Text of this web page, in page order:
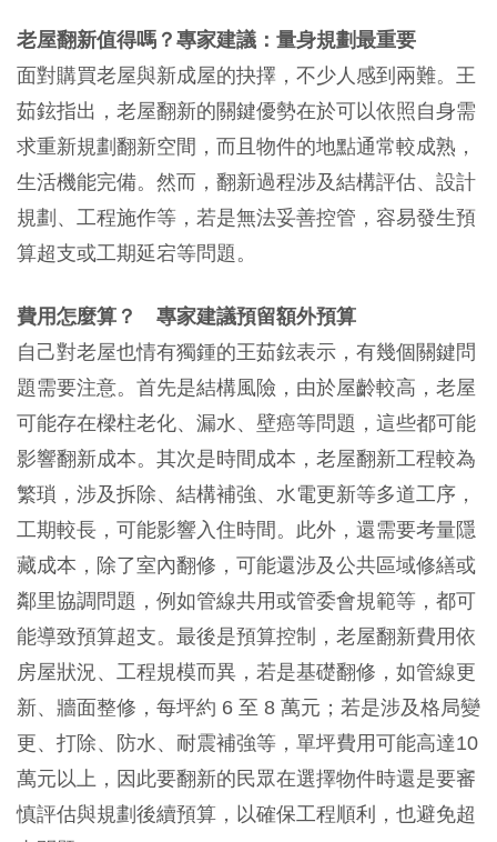
老屋翻新值得嗎？專家建議：量身規劃最重要
面對購買老屋與新成屋的抉擇，不少人感到兩難。王
茹鉉指出，老屋翻新的關鍵優勢在於可以依照自身需
求重新規劃翻新空間，而且物件的地點通常較成熟，
生活機能完備。然而，翻新過程涉及結構評估、設計
規劃、工程施作等，若是無法妥善控管，容易發生預
算超支或工期延宕等問題。
費用怎麼算？ 專家建議預留額外預算
自己對老屋也情有獨鍾的王茹鉉表示，有幾個關鍵問
題需要注意。首先是結構風險，由於屋齡較高，老屋
可能存在樑柱老化、漏水、壁癌等問題，這些都可能
影響翻新成本。其次是時間成本，老屋翻新工程較為
繁瑣，涉及拆除、結構補強、水電更新等多道工序，
工期較長，可能影響入住時間。此外，還需要考量隱
藏成本，除了室內翻修，可能還涉及公共區域修繕或
鄰里協調問題，例如管線共用或管委會規範等，都可
能導致預算超支。最後是預算控制，老屋翻新費用依
房屋狀況、工程規模而異，若是基礎翻修，如管線更
新、牆面整修，每坪約 6 至 8 萬元；若是涉及格局變
更、打除、防水、耐震補強等，單坪費用可能高達10
萬元以上，因此要翻新的民眾在選擇物件時還是要審
慎評估與規劃後續預算，以確保工程順利，也避免超